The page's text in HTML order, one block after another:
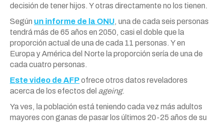
decisión de tener hijos. Y otras directamente no los tienen.
Según un informe de la ONU, una de cada seis personas
tendrá más de 65 años en 2050, casi el doble que la
proporción actual de una de cada 11 personas. Y en
Europa y América del Norte la proporción sería de una de
cada cuatro personas.
Este video de AFPofrece otros datos reveladores
acerca de los efectos del ageing.
Ya ves, la población está teniendo cada vez más adultos
mayores con ganas de pasar los últimos 20-25 años de su